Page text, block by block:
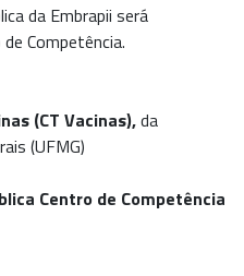
da Embrapii será
Competência.
(CT Vacinas),da
(UFMG)
Centro de Competência